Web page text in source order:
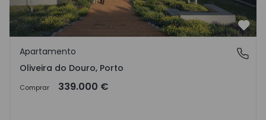
Oliveira do Douro, Porto
Apartamento
Oliveira do Douro, Porto
Comprar 339.000 €